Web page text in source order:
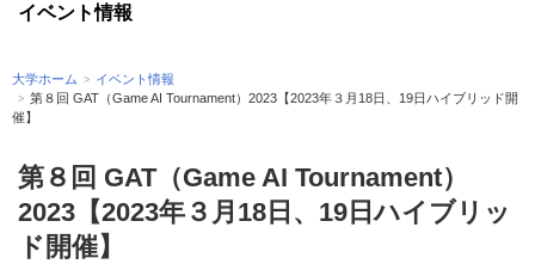
大学ホーム
イベント情報
第８回 GAT（Game AI Tournament）2023【2023年３月18日、19日ハイブリッド開
催】
イベント情報
第８回 GAT（Game AI Tournament）
2023【2023年３月18日、19日ハイブリッ
ド開催】